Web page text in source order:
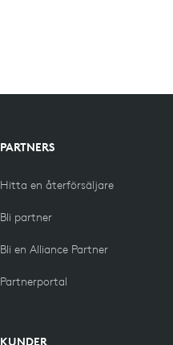
PARTNERS
Hitta en återförsäljare
Bli partner
Bli en Alliance Partner
Partnerportal
KUNDER